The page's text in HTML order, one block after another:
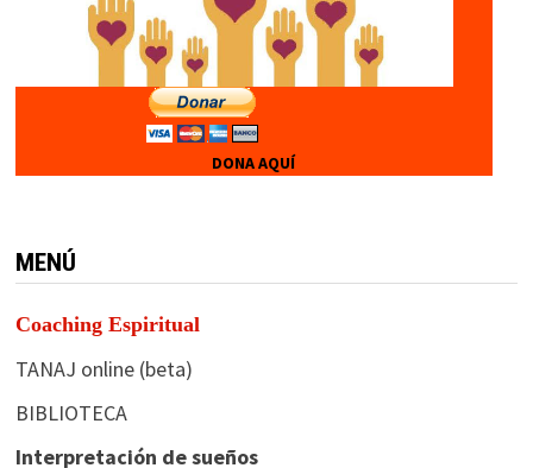
DONA AQUÍ
MENÚ
Coaching Espiritual
TANAJ online (beta)
BIBLIOTECA
Interpretación de sueños